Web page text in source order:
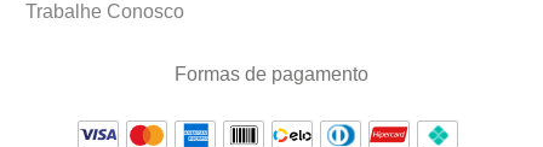
Trabalhe Conosco
Formas de pagamento